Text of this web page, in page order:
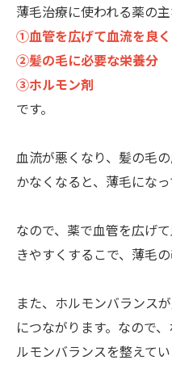
薄毛治療に使われる薬の
①血管を広げて血流を良
②髪の毛に必要な栄養分
③ホルモン剤
です。
血流が悪くなり、髪の毛
かなくなると、薄毛になっ
なので、薬で血管を広げ
きやすくするこで、薄毛
また、ホルモンバランス
につながります。なので
ルモンバランスを整えてい